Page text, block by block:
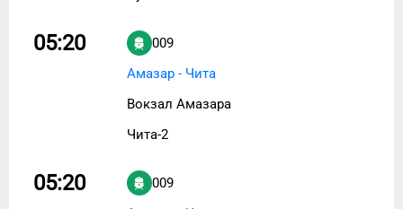
05:20
009
Амазар - Чита
Вокзал Амазара
Чита-2
05:20
009